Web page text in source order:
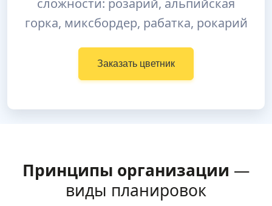
сложности: розарий, альпийская
горка, миксбордер, рабатка, рокарий
Заказать цветник
Принципы организации —
виды планировок